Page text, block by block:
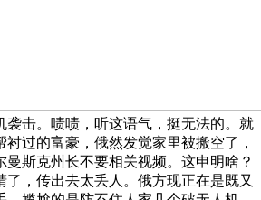
袭击。啧啧，听这语气，挺无法的。就
过的富豪，俄然发觉家里被搬空了，
曼斯克州长不要相关视频。这申明啥？
了，传出去太丢人。俄方现正在是既又